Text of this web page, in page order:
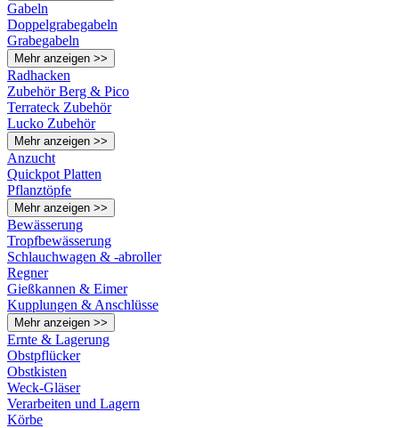
Gabeln
Doppelgrabegabeln
Grabegabeln
Mehr anzeigen >>
Radhacken
Zubehör Berg & Pico
Terrateck Zubehör
Lucko Zubehör
Mehr anzeigen >>
Anzucht
Quickpot Platten
Pflanztöpfe
Mehr anzeigen >>
Bewässerung
Tropfbewässerung
Schlauchwagen & -abroller
Regner
Gießkannen & Eimer
Kupplungen & Anschlüsse
Mehr anzeigen >>
Ernte & Lagerung
Obstpflücker
Obstkisten
Weck-Gläser
Verarbeiten und Lagern
Körbe